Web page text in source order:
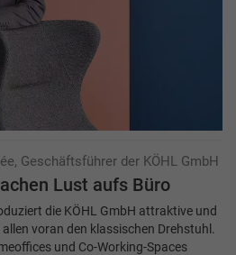
Geschäftsführer der KÖHL GmbH
Lust aufs Büro
die KÖHL GmbH attraktive und
voran den klassischen Drehstuhl.
und Co-Working-Spaces